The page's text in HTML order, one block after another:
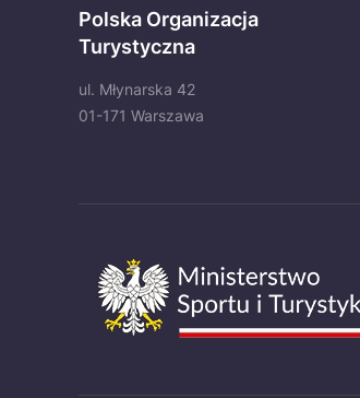
Polska Organizacja
Turystyczna
ul. Młynarska 42
01-171 Warszawa